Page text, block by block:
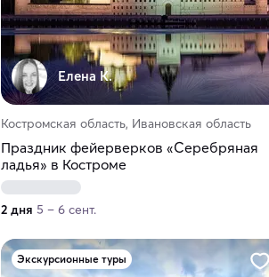
Елена К.
Костромская область, Ивановская область
Праздник фейерверков «Серебряная
ладья» в Костроме
2 дня 5 – 6 сент.
Экскурсионные туры